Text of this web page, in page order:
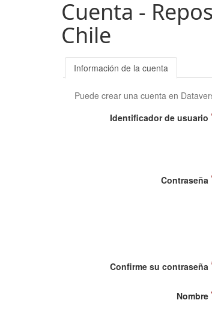
Cuenta -
Chile
Información de la cuenta
Puede crear una cuenta en
Identificador de usuario
Contraseña
Confirme su contraseña
Nombre